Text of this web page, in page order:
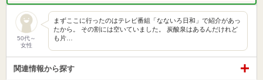
50代～
女性
まずここに行ったのはテレビ番組「なないろ日和」で紹介があっ
たから。 その割には空いていました。 炭酸泉はあるんだけれど
も片…
関連情報から探す